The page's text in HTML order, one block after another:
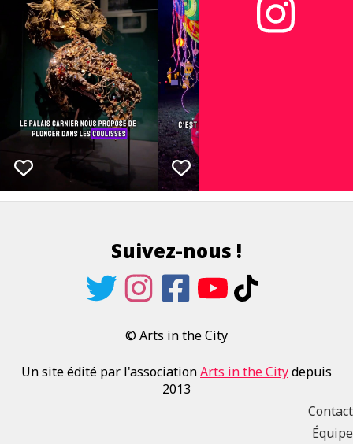
Suivez-nous !
© Arts in the City
Un site édité par l'associationArts in the Citydepuis
2013
Contact
Équipe